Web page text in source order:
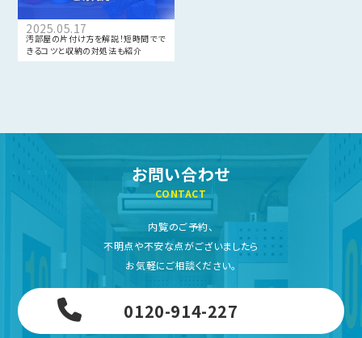
2025.05.17
汚部屋の片付け方を解説！短時間でで
きるコツと収納の対処法も紹介
お問い合わせ
CONTACT
内覧のご予約、
不明点や不安な点がございましたら
お気軽にご相談ください。
0120-914-227